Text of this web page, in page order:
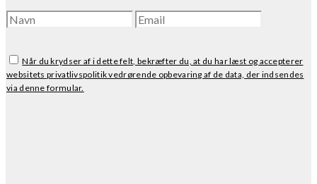
Når du krydser af i dette felt, bekræfter du, at du har læst og accepterer
websitets privatlivspolitik vedrørende opbevaring af de data, der indsendes
via denne formular.